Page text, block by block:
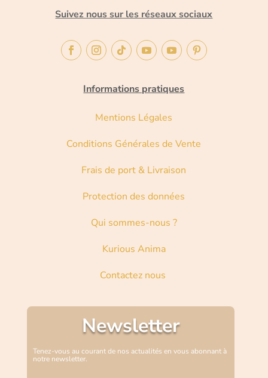
Suivez nous sur les réseaux sociaux
Informations pratiques
Mentions Légales
Conditions Générales de Vente
Frais de port & Livraison
Protection des données
Qui sommes-nous ?
Kurious Anima
Contactez nous
Newsletter
Tenez-vous au courant de nos actualités en vous abonnant à
notre newsletter.